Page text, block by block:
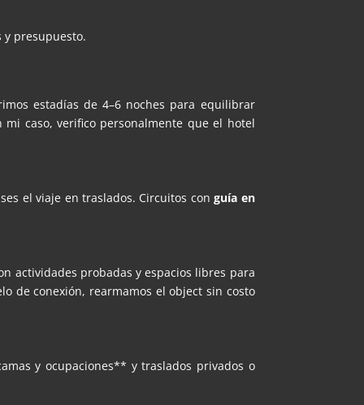
y presupuesto.
estadías de 4–6 noches para equilibrar
caso, verifico personalmente que el hotel
el viaje en traslados. Circuitos conguía en
actividades probadas y espacios libres para
de conexión, rearmamos el object sin costo
y ocupaciones** y traslados privados o